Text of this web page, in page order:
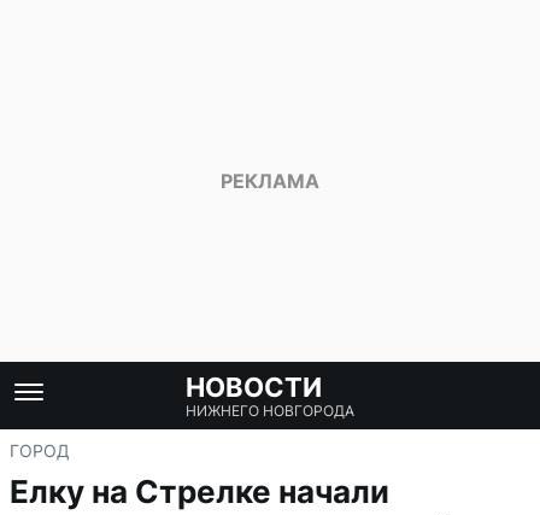
НОВОСТИ
НИЖНЕГО НОВГОРОДА
ГОРОД
Елку на Стрелке начали